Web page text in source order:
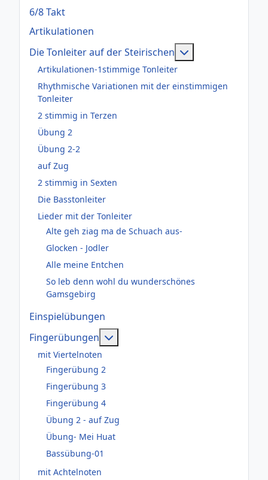
6/8 Takt
Artikulationen
Die Tonleiter auf der Steirischen
Artikulationen-1stimmige Tonleiter
Rhythmische Variationen mit der einstimmigen
Tonleiter
2 stimmig in Terzen
Übung 2
Übung 2-2
auf Zug
2 stimmig in Sexten
Die Basstonleiter
Lieder mit der Tonleiter
Alte geh ziag ma de Schuach aus-
Glocken - Jodler
Alle meine Entchen
So leb denn wohl du wunderschönes
Gamsgebirg
Einspielübungen
Fingerübungen
mit Viertelnoten
Fingerübung 2
Fingerübung 3
Fingerübung 4
Übung 2 - auf Zug
Übung- Mei Huat
Bassübung-01
mit Achtelnoten